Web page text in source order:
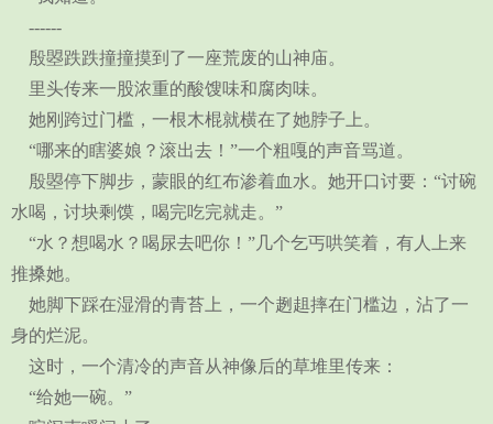
------
殷曌跌跌撞撞摸到了一座荒废的山神庙。
里头传来一股浓重的酸馊味和腐肉味。
她刚跨过门槛，一根木棍就横在了她脖子上。
“哪来的瞎婆娘？滚出去！”一个粗嘎的声音骂道。
殷曌停下脚步，蒙眼的红布渗着血水。她开口讨要：“讨碗
水喝，讨块剩馍，喝完吃完就走。”
“水？想喝水？喝尿去吧你！”几个乞丐哄笑着，有人上来
推搡她。
她脚下踩在湿滑的青苔上，一个趔趄摔在门槛边，沾了一
身的烂泥。
这时，一个清冷的声音从神像后的草堆里传来：
“给她一碗。”